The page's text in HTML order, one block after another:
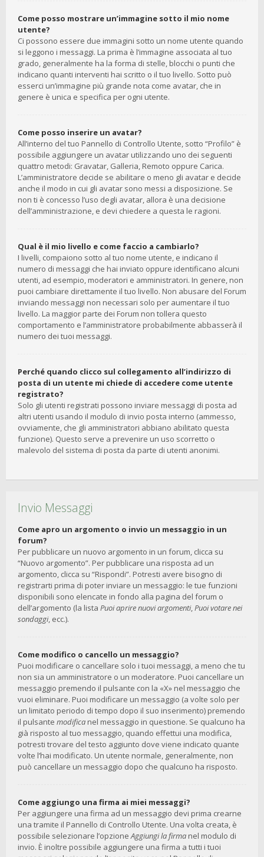
Come posso mostrare un’immagine sotto il mio nome
utente?
Ci possono essere due immagini sotto un nome utente quando
si leggono i messaggi. La prima è l’immagine associata al tuo
grado, generalmente ha la forma di stelle, blocchi o punti che
indicano quanti interventi hai scritto o il tuo livello. Sotto può
esserci un’immagine più grande nota come avatar, che in
genere è unica e specifica per ogni utente.
Come posso inserire un avatar?
All’interno del tuo Pannello di Controllo Utente, sotto “Profilo” è
possibile aggiungere un avatar utilizzando uno dei seguenti
quattro metodi: Gravatar, Galleria, Remoto oppure Carica.
L’amministratore decide se abilitare o meno gli avatar e decide
anche il modo in cui gli avatar sono messi a disposizione. Se
non ti è concesso l’uso degli avatar, allora è una decisione
dell’amministrazione, e devi chiedere a questa le ragioni.
Qual è il mio livello e come faccio a cambiarlo?
I livelli, compaiono sotto al tuo nome utente, e indicano il
numero di messaggi che hai inviato oppure identificano alcuni
utenti, ad esempio, moderatori e amministratori. In genere, non
puoi cambiare direttamente il tuo livello. Non abusare del Forum
inviando messaggi non necessari solo per aumentare il tuo
livello. La maggior parte dei Forum non tollera questo
comportamento e l’amministratore probabilmente abbasserà il
numero dei tuoi messaggi.
Perché quando clicco sul collegamento all’indirizzo di
posta di un utente mi chiede di accedere come utente
registrato?
Solo gli utenti registrati possono inviare messaggi di posta ad
altri utenti usando il modulo di invio posta interno (ammesso,
ovviamente, che gli amministratori abbiano abilitato questa
funzione). Questo serve a prevenire un uso scorretto o
malevolo del sistema di posta da parte di utenti anonimi.
Invio Messaggi
Come apro un argomento o invio un messaggio in un
forum?
Per pubblicare un nuovo argomento in un forum, clicca su
“Nuovo argomento”. Per pubblicare una risposta ad un
argomento, clicca su “Rispondi”. Potresti avere bisogno di
registrarti prima di poter inviare un messaggio: le tue funzioni
disponibili sono elencate in fondo alla pagina del forum o
dell’argomento (la lista Puoi aprire nuovi argomenti,Puoi votare nei
sondaggi, ecc.).
Come modifico o cancello un messaggio?
Puoi modificare o cancellare solo i tuoi messaggi, a meno che tu
non sia un amministratore o un moderatore. Puoi cancellare un
messaggio premendo il pulsante con la «X» nel messaggio che
vuoi eliminare. Puoi modificare un messaggio (a volte solo per
un limitato periodo di tempo dopo il suo inserimento) premendo
il pulsante modifica nel messaggio in questione. Se qualcuno ha
già risposto al tuo messaggio, quando effettui una modifica,
potresti trovare del testo aggiunto dove viene indicato quante
volte l’hai modificato. Un utente normale, generalmente, non
può cancellare un messaggio dopo che qualcuno ha risposto.
Come aggiungo una firma ai miei messaggi?
Per aggiungere una firma ad un messaggio devi prima crearne
una tramite il Pannello di Controllo Utente. Una volta creata, è
possibile selezionare l’opzioneAggiungi la firma nel modulo di
invio. È inoltre possibile aggiungere una firma a tutti i tuoi